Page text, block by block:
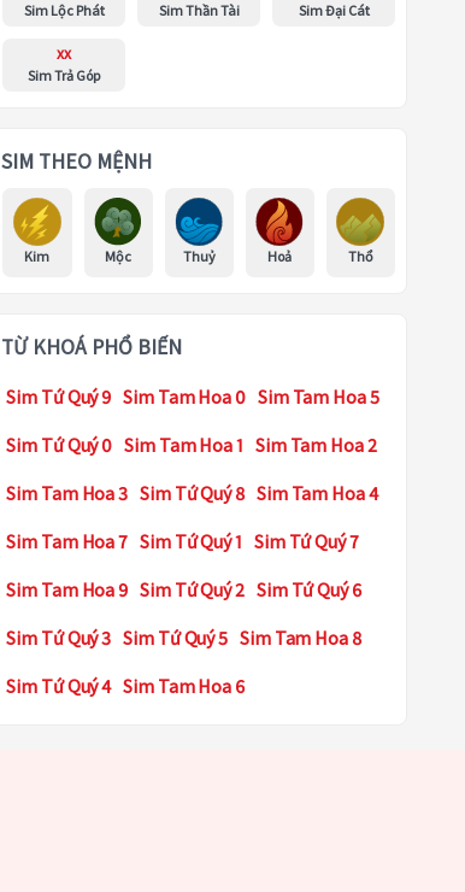
Sim Lộc Phát Sim Thần Tài Sim Đại Cát
xx
Sim Trả Góp
SIM THEO MỆNH
Kim Mộc Thuỷ Hoả Thổ
TỪ KHOÁ PHỔ BIẾN
Sim Tứ Quý 9 Sim Tam Hoa 0 Sim Tam Hoa 5
Sim Tứ Quý 0 Sim Tam Hoa 1 Sim Tam Hoa 2
Sim Tam Hoa 3 Sim Tứ Quý 8 Sim Tam Hoa 4
Sim Tam Hoa 7 Sim Tứ Quý 1 Sim Tứ Quý 7
Sim Tam Hoa 9 Sim Tứ Quý 2 Sim Tứ Quý 6
Sim Tứ Quý 3 Sim Tứ Quý 5 Sim Tam Hoa 8
Sim Tứ Quý 4 Sim Tam Hoa 6